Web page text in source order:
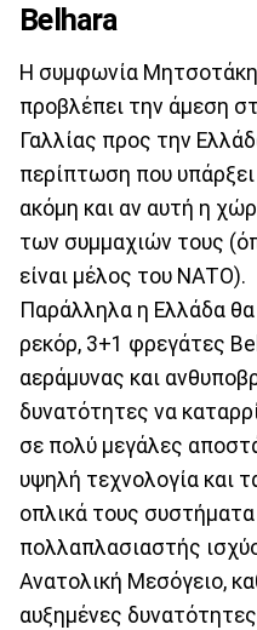
Belhara
Η συμφωνία
προβλέπει την άμεση
Γαλλίας προς την
περίπτωση που
ακόμη και αν αυτή η
των συμμαχιών τους
είναι μέλος του ΝΑΤΟ).
Παράλληλα η Ελλάδα
ρεκόρ, 3+1 φρεγάτες
αεράμυνας και
δυνατότητες να
σε πολύ μεγάλες
υψηλή τεχνολογία και
οπλικά τους
πολλαπλασιαστής
Ανατολική Μεσόγειο,
αυξημένες